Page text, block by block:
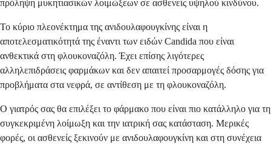
πρόληψη μυκητιασικών λοιμώξεων σε ασθενείς υψηλού κινδύνου.
Το κύριο πλεονέκτημα της ανιδουλαφουγκίνης είναι η
αποτελεσματικότητά της έναντι των ειδών Candida που είναι
ανθεκτικά στη φλουκοναζόλη. Έχει επίσης λιγότερες
αλληλεπιδράσεις φαρμάκων και δεν απαιτεί προσαρμογές δόσης για
προβλήματα στα νεφρά, σε αντίθεση με τη φλουκοναζόλη.
Ο γιατρός σας θα επιλέξει το φάρμακο που είναι πιο κατάλληλο για τη
συγκεκριμένη λοίμωξη και την ιατρική σας κατάσταση. Μερικές
φορές, οι ασθενείς ξεκινούν με ανιδουλαφουγκίνη και στη συνέχεια